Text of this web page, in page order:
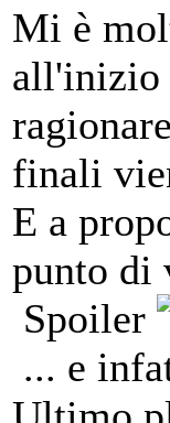
Mi è
all'inizio
finali
E a
punto di
Spoiler
... e